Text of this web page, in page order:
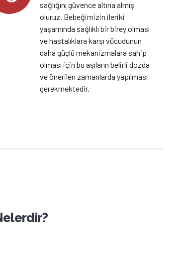
sağlığını güvence altına almış
oluruz. Bebeğimizin ileriki
yaşamında sağlıklı bir birey olması
ve hastalıklara karşı vücudunun
daha güçlü mekanizmalara sahip
olması için bu aşıların belirli dozda
ve önerilen zamanlarda yapılması
gerekmektedir.